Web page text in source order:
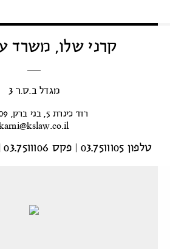
קרני שלו, משרד
מגדל ב.ס.ר 3
רח’ כינרת 5, בני ברק, 5120109
karni@kslaw.co.il
טלפון 03.7511105 |פקס 03.7511106 |